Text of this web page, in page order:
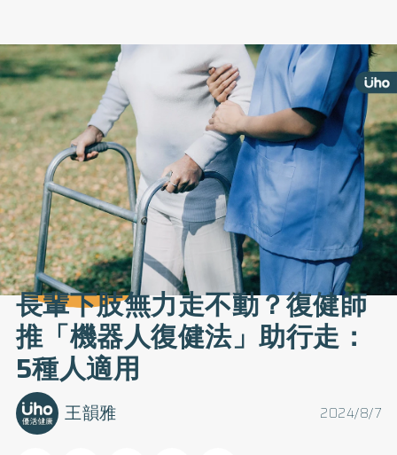
長輩下肢無力走不動？復健師
推「機器人復健法」助行走：
5種人適用
2024/8/7
王韻雅